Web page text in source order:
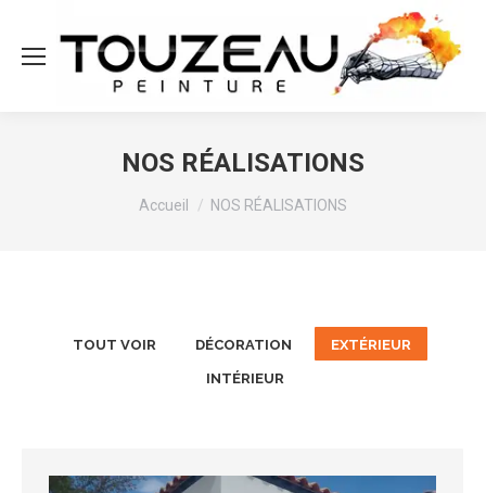
NOS RÉALISATIONS
Vous êtes ici :
Accueil NOS RÉALISATIONS
TOUT VOIR DÉCORATION EXTÉRIEUR
INTÉRIEUR